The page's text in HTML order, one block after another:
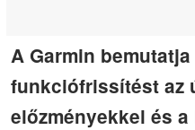
A Garmin
funkciófrissítést az
előzményekkel és